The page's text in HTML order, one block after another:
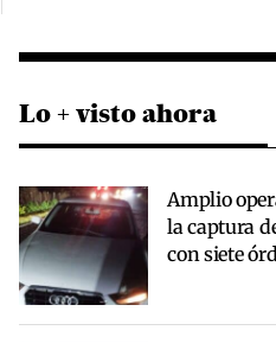
Lo + visto ahora
Amplio
la captura
con siete